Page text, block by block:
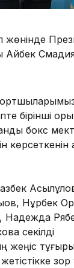
жөнінде
Айбек
бірінші
бокс
көрсеткенін
Нұрбек
Надежда
секілді
жеңіс
жетістікке